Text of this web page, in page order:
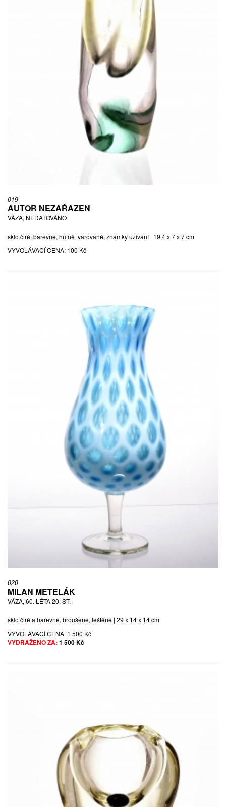
019
AUTOR NEZAŘAZEN
VÁZA, NEDATOVÁNO
sklo čiré, barevné, hutně tvarované, známky užívání | 19,4 x 7 x 7 cm
VYVOLÁVACÍ CENA: 100 Kč
020
MILAN METELÁK
VÁZA, 60. LÉTA 20. ST.
sklo čiré a barevné, broušené, leštěné | 29 x 14 x 14 cm
VYVOLÁVACÍ CENA: 1 500 Kč
VYDRAŽENO ZA: 1 500 Kč